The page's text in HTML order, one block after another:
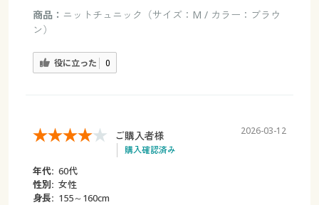
商品： ニットチュニック（サイズ：M / カラー：ブラウ
ン）
役に立った 0
ご購入者様
購入確認済み
2026-03-12
年代: 60代
性別: 女性
身長: 155～160cm